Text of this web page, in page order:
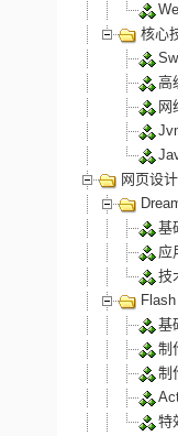
核心
高
网
网页设计
基
应
技
Flash
基
制
制
特